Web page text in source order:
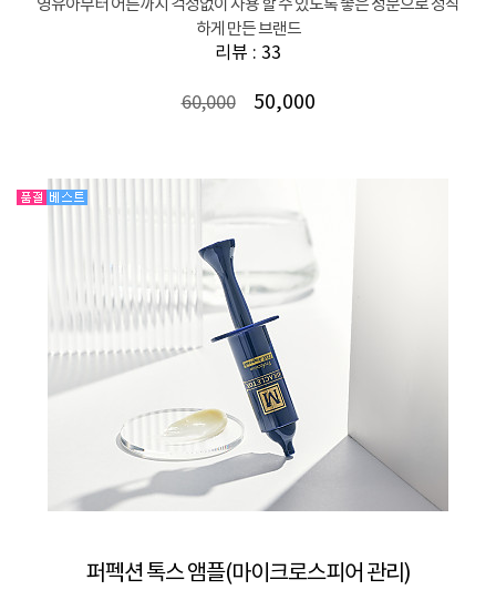
영유아부터 어른까지 걱정없이 사용 할 수 있도록 좋은 성분으로 정직
하게 만든 브랜드
리뷰 : 33
60,000 50,000
퍼펙션 톡스 앰플(마이크로스피어 관리)